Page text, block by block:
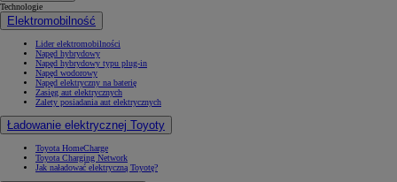
Technologie
Elektromobilność
Lider elektromobilności
Napęd hybrydowy
Napęd hybrydowy typu plug-in
Napęd wodorowy
Napęd elektryczny na baterię
Zasięg aut elektrycznych
Zalety posiadania aut elektrycznych
Ładowanie elektrycznej Toyoty
Toyota HomeCharge
Toyota Charging Network
Jak naładować elektryczną Toyotę?